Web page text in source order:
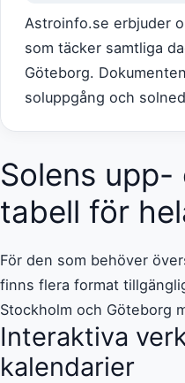
Astroinfo.se erbjuder
som täcker samtliga
Göteborg.
soluppgång och
Solens
tabell för
För den som behöver
finns flera format
Stockholm och Göteborg
Interaktiva
kalendarier